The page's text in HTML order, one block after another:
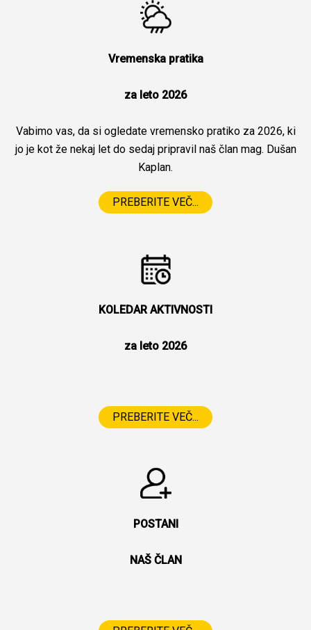
Vremenska pratika
za leto 2026
Vabimo vas, da si ogledate vremensko pratiko za 2026, ki
jo je kot že nekaj let do sedaj pripravil naš član mag. Dušan
Kaplan.
PREBERITE VEČ...
KOLEDAR AKTIVNOSTI
za leto 2026
PREBERITE VEČ...
POSTANI
NAŠ ČLAN